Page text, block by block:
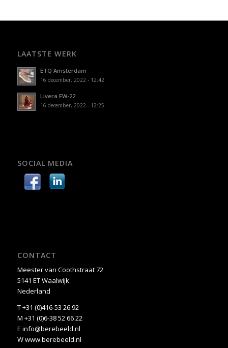
LAATSTE WERK
ETQ Amsterdam
16 december, 2022 - 12:42
Livera FW-22
16 december, 2022 - 12:25
SOCIAL MEDIA
CONTACT
Meester van Coothstraat 72
5141 ET Waalwijk
Nederland
T +31 (0)416-53 26 92
M +31 (0)6-38 52 66 22
E info@berebeeld.nl
Wwww.berebeeld.nl